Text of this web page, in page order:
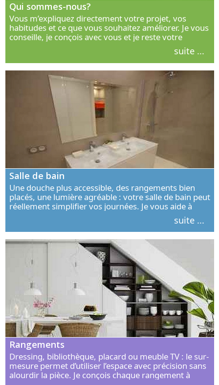
Qui sommes-nous?
Vous m’expliquez directement votre projet, vos
habitudes et ce que vous souhaitez améliorer. Je vous
conseille, je conçois avec vous et je reste votre
interlocuteur principal. Découvrez ma façon de vous
suite ...
Salle de bain
Une douche plus accessible, des rangements bien
placés, une lumière agréable : votre salle de bain peut
réellement simplifier vos journées. Je vous aide à
concevoir un espace élégant, confortable et adapté à
suite ...
Rangements
Dressing, bibliothèque, placard ou meuble TV : le sur-
mesure permet d’utiliser l’espace avec précision sans
alourdir la pièce. Je conçois chaque rangement à